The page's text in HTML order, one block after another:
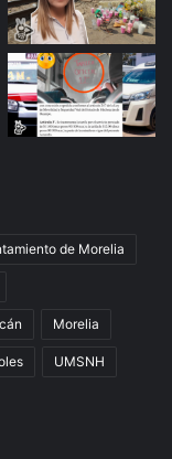
de Morelia
Morelia
UMSNH